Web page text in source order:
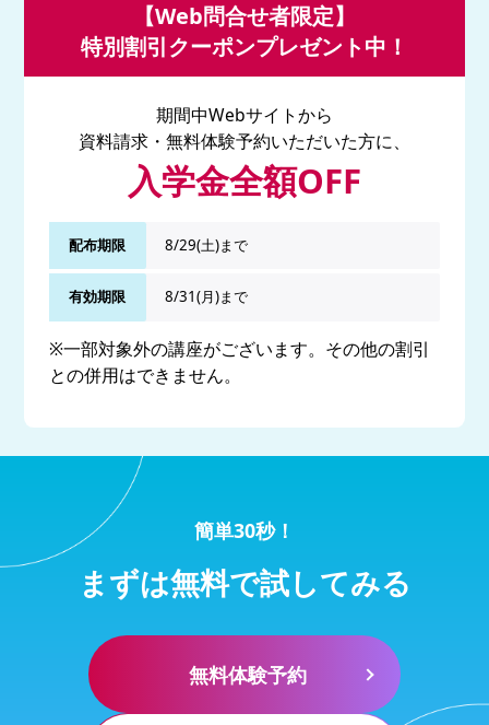
【Web問合せ者限定】
特別割引クーポンプレゼント中！
期間中Webサイトから
資料請求・無料体験予約いただいた方に、
入学金全額OFF
配布期限 8/29(土)まで
有効期限 8/31(月)まで
※一部対象外の講座がございます。その他の割引
との併用はできません。
簡単30秒！
まずは無料で試してみる
無料体験予約